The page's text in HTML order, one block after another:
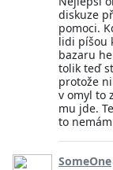
diskuze
pomoci.
lidi píšou
bazaru
tolik teď
protože
v omyl to
mu jde.
to
SomeOne